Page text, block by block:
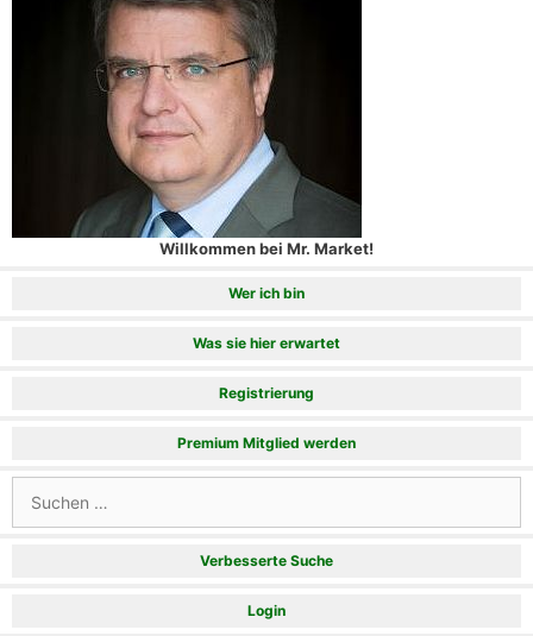
Willkommen bei Mr. Market!
Wer ich bin
Was sie hier erwartet
Registrierung
Premium Mitglied werden
nach:
Verbesserte Suche
Login